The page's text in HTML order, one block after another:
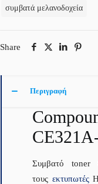
συμβατά μελανοδοχεία
Share
Περιγραφή
Συμβατό toner
τους εκτυπωτές